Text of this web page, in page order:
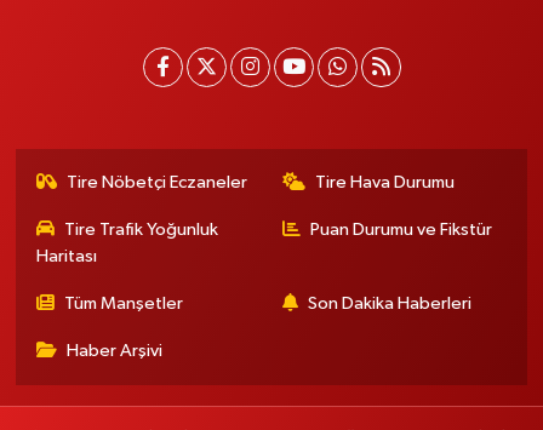
Tire Nöbetçi Eczaneler Tire Hava Durumu
Tire Trafik Yoğunluk
Haritası
Puan Durumu ve Fikstür
Tüm Manşetler Son Dakika Haberleri
Haber Arşivi